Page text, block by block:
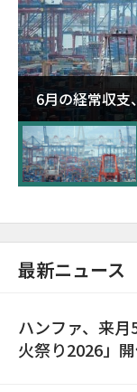
6月の経常収
が初の1000億
最新ニュース
ハンファ、来
火祭り2026」